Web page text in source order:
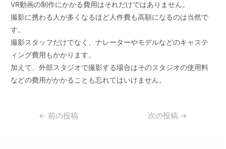
VR動画の制作にかかる費用はそれだけではありません。
撮影に携わる人が多くなるほど人件費も高額になるのは当然で
す。
撮影スタッフだけでなく、ナレーターやモデルなどのキャステ
ィング費用もかかります。
加えて、外部スタジオで撮影する場合はそのスタジオの使用料
などの費用がかかることも忘れてはいけません。
← 前の投稿 次の投稿 →